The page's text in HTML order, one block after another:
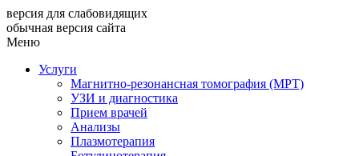
версия для слабовидящих
обычная версия сайта
Меню
Услуги
Магнитно-резонансная томография (МРТ)
УЗИ и диагностика
Прием врачей
Анализы
Плазмотерапия